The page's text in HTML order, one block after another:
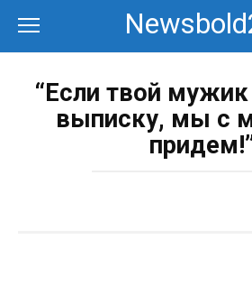
контенту
“Если твой мужик
выписку, мы с